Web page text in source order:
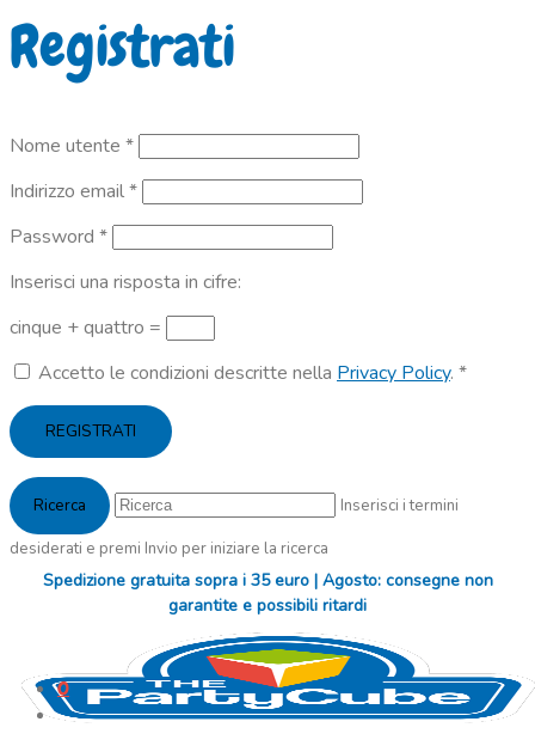
Registrati
Nome utente *Richiesto
Indirizzo email*Richiesto
Password *Richiesto
Inserisci una risposta in cifre:
cinque + quattro =
Accetto le condizioni descritte nella Privacy Policy. *
REGISTRATI
Inserisci i termini
desiderati e premi Invio per iniziare la ricerca
Spedizione gratuita sopra i 35 euro | Agosto: consegne non
garantite e possibili ritardi
0